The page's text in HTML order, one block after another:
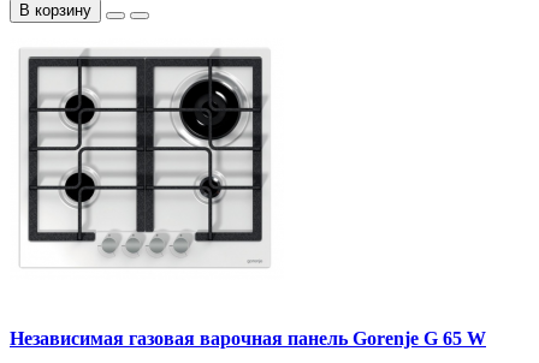
В корзину
Независимая газовая варочная панель Gorenje G 65 W